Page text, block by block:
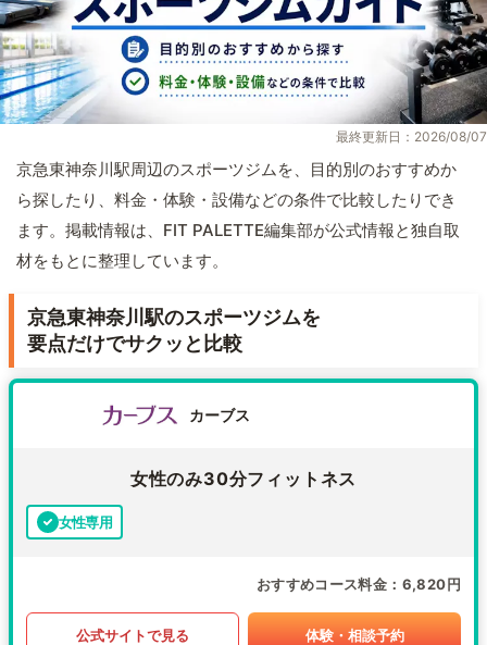
最終更新日：2026/08/07
京急東神奈川駅周辺のスポーツジムを、目的別のおすすめか
ら探したり、料金・体験・設備などの条件で比較したりでき
ます。掲載情報は、FIT PALETTE編集部が公式情報と独自取
材をもとに整理しています。
京急東神奈川駅のスポーツジムを
要点だけでサクッと比較
カーブス
女性のみ30分フィットネス
女性専用
おすすめコース料金 6,820円
公式サイトで見る 体験・相談予約